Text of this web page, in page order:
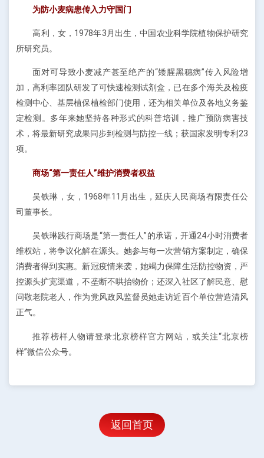
为防小麦病患传入力守国门
高利，女，1978年3月出生，中国农业科学院植物保护研究
所研究员。
面对可导致小麦减产甚至绝产的“矮腥黑穗病”传入风险增
加，高利率团队研发了可快速检测试剂盒，已在多个海关及检疫
检测中心、基层植保植检部门使用，还为相关单位及各地义务鉴
定检测。多年来她坚持各种形式的科普培训，推广预防病害技
术，将最新研究成果同步到检测与防控一线；获国家发明专利23
项。
商场“第一责任人”维护消费者权益
吴铁琳，女，1968年11月出生，延庆人民商场有限责任公
司董事长。
吴铁琳践行商场是“第一责任人”的承诺，开通24小时消费者
维权站，将争议化解在源头。她参与每一次营销方案制定，确保
消费者得到实惠。新冠疫情来袭，她竭力保障生活防控物资，严
控源头扩宽渠道，不垄断不哄抬物价；还深入社区了解民意、慰
问敬老院老人，作为党风政风监督员她走访近百个单位营造清风
正气。
推荐榜样人物请登录北京榜样官方网站，或关注“北京榜
样”微信公众号。
返回首页